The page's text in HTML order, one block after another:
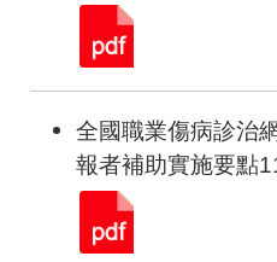
全國職業傷病診治
報者補助實施要點